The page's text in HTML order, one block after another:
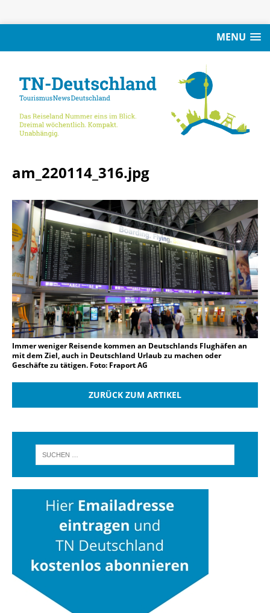
MENU
am_220114_316.jpg
Immer weniger Reisende kommen an Deutschlands Flughäfen an
mit dem Ziel, auch in Deutschland Urlaub zu machen oder
Geschäfte zu tätigen. Foto: Fraport AG
ZURÜCK ZUM ARTIKEL